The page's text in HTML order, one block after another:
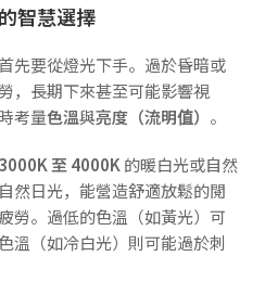
智慧選擇
先要從燈光下手。過於昏暗或
，長期下來甚至可能影響視
考量色溫與亮度（流明值） 。
3000K 至 4000K 的暖白光或自然
然日光，能營造舒適放鬆的閱
勞。過低的色溫（如黃光）可
溫（如冷白光）則可能過於刺